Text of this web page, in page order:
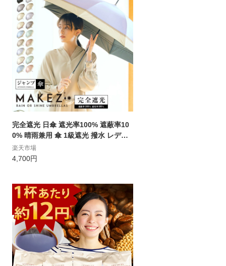
AIFE
完全遮光 日傘 遮光率100% 遮蔽率10
0% 晴雨兼用 傘 1級遮光 撥水 レディ
ース ジャンプ傘 60cm 【makez. マケ
ズブラックコーティング 2本ライン 3
UVカット7010 7012 7014【母の日 ギ
フト】
楽天市場
4,700円